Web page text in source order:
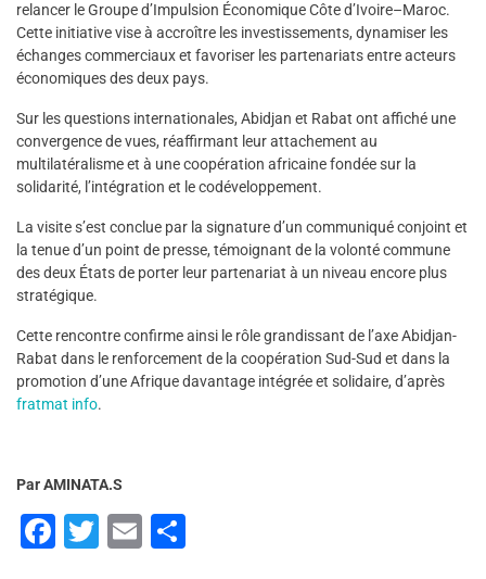
relancer le Groupe d’Impulsion Économique Côte d’Ivoire–Maroc.
Cette initiative vise à accroître les investissements, dynamiser les
échanges commerciaux et favoriser les partenariats entre acteurs
économiques des deux pays.
Sur les questions internationales, Abidjan et Rabat ont affiché une
convergence de vues, réaffirmant leur attachement au
multilatéralisme et à une coopération africaine fondée sur la
solidarité, l’intégration et le codéveloppement.
La visite s’est conclue par la signature d’un communiqué conjoint et
la tenue d’un point de presse, témoignant de la volonté commune
des deux États de porter leur partenariat à un niveau encore plus
stratégique.
Cette rencontre confirme ainsi le rôle grandissant de l’axe Abidjan-
Rabat dans le renforcement de la coopération Sud-Sud et dans la
promotion d’une Afrique davantage intégrée et solidaire, d’après
fratmat info.
Par AMINATA.S
F
T
E